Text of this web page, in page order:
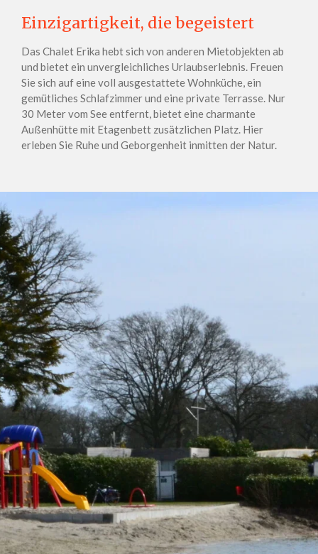
Einzigartigkeit, die begeistert
Das Chalet Erika hebt sich von anderen Mietobjekten ab
und bietet ein unvergleichliches Urlaubserlebnis. Freuen
Sie sich auf eine voll ausgestattete Wohnküche, ein
gemütliches Schlafzimmer und eine private Terrasse. Nur
30 Meter vom See entfernt, bietet eine charmante
Außenhütte mit Etagenbett zusätzlichen Platz. Hier
erleben Sie Ruhe und Geborgenheit inmitten der Natur.